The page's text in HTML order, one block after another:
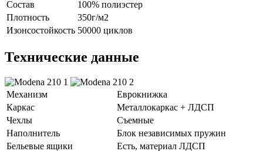
Состав
100% полиэстер
Плотность
350г/м2
Изонсостойкость 50000 циклов
Технические данные
Механизм
Еврокнижка
Каркас
Металлокаркас + ЛДСП
Чехлы
Съемные
Наполнитель
Блок независимых пружин
Бельевые ящики
Есть, материал ЛДСП